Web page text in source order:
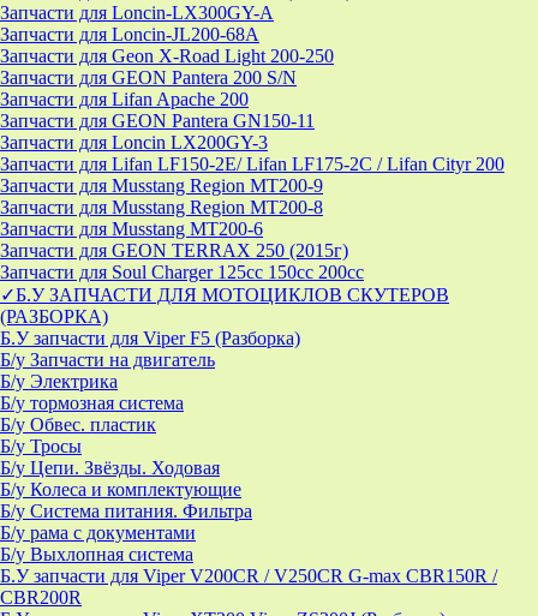
Запчасти для Loncin-LX300GY-A
Запчасти для Loncin-JL200-68A
Запчасти для Geon X-Road Light 200-250
Запчасти для GEON Pantera 200 S/N
Запчасти для Lifan Apache 200
Запчасти для GEON Pantera GN150-11
Запчасти для Loncin LX200GY-3
Запчасти для Lifan LF150-2E/ Lifan LF175-2C / Lifan Cityr 200
Запчасти для Musstang Region MT200-9
Запчасти для Musstang Region MT200-8
Запчасти для Musstang MT200-6
Запчасти для GEON TERRAX 250 (2015г)
Запчасти для Soul Charger 125сс 150cc 200сс
✓Б.У ЗАПЧАСТИ ДЛЯ МОТОЦИКЛОВ СКУТЕРОВ
(РАЗБОРКА)
Б.У запчасти для Viper F5 (Разборка)
Б/у Запчасти на двигатель
Б/у Электрика
Б/у тормозная система
Б/у Обвес. пластик
Б/у Тросы
Б/у Цепи. Звёзды. Ходовая
Б/у Колеса и комплектующие
Б/у Система питания. Фильтра
Б/у рама с документами
Б/у Выхлопная система
Б.У запчасти для Viper V200CR / V250CR G-max CBR150R /
CBR200R